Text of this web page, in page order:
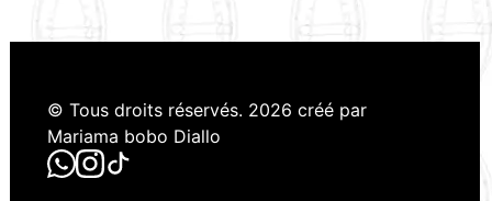
© Tous droits réservés. 2026 créé par
Mariama bobo Diallo